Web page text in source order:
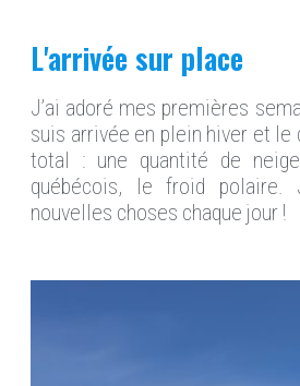
L'arrivée sur place
J’ai adoré mes premières
suis arrivée en plein hiver et le
total : une quantité de neige
québécois, le froid polaire.
nouvelles choses chaque jour !